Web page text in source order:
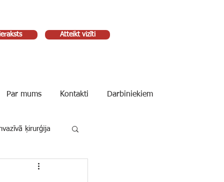
Atteikt vizīti
Par mums Kontakti Darbiniekiem
ķirurģija